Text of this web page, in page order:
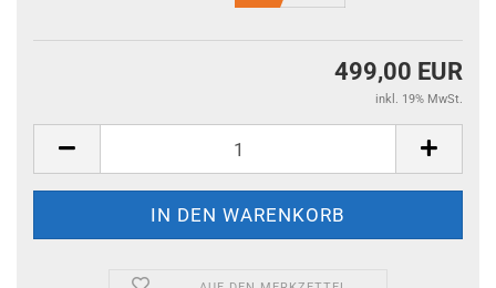
499,00 EUR
inkl. 19% MwSt.